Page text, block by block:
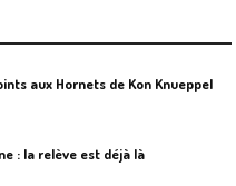
aux Hornets de Kon Knueppel
: la relève est déjà là